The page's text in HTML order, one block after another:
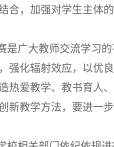
合， 加强对学生主体
是广大教师交流学习
强化辐射效应， 以优
热爱教学、教书育人
新教学方法，要进一